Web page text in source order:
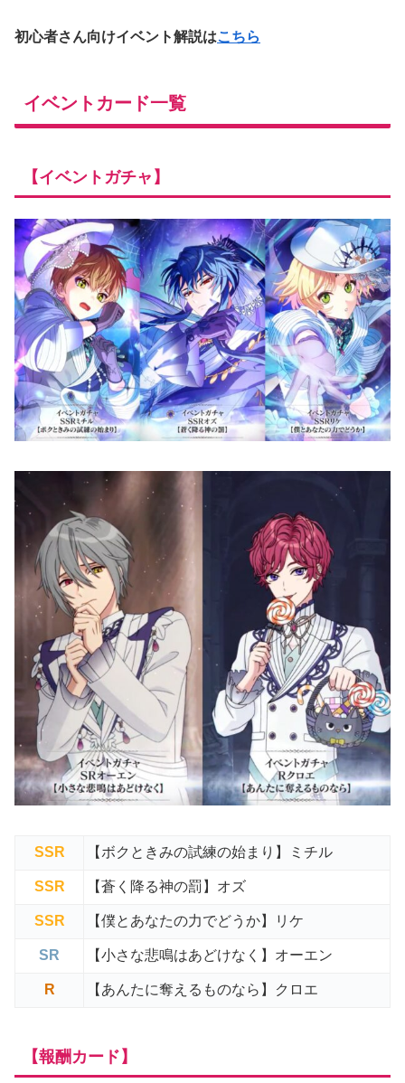
初心者さん向けイベント解説はこちら
イベントカード一覧
【イベントガチャ】
SSR 【ボクときみの試練の始まり】ミチル
SSR 【蒼く降る神の罰】オズ
SSR 【僕とあなたの力でどうか】リケ
SR 【小さな悲鳴はあどけなく】オーエン
R 【あんたに奪えるものなら】クロエ
【報酬カード】